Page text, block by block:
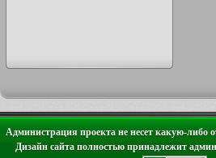
Администрация проекта не несет какую-либо
Дизайн сайта полностью принадлежит